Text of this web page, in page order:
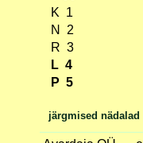
K 1
N 2
R 3
L 4
P 5
järgmised nädalad